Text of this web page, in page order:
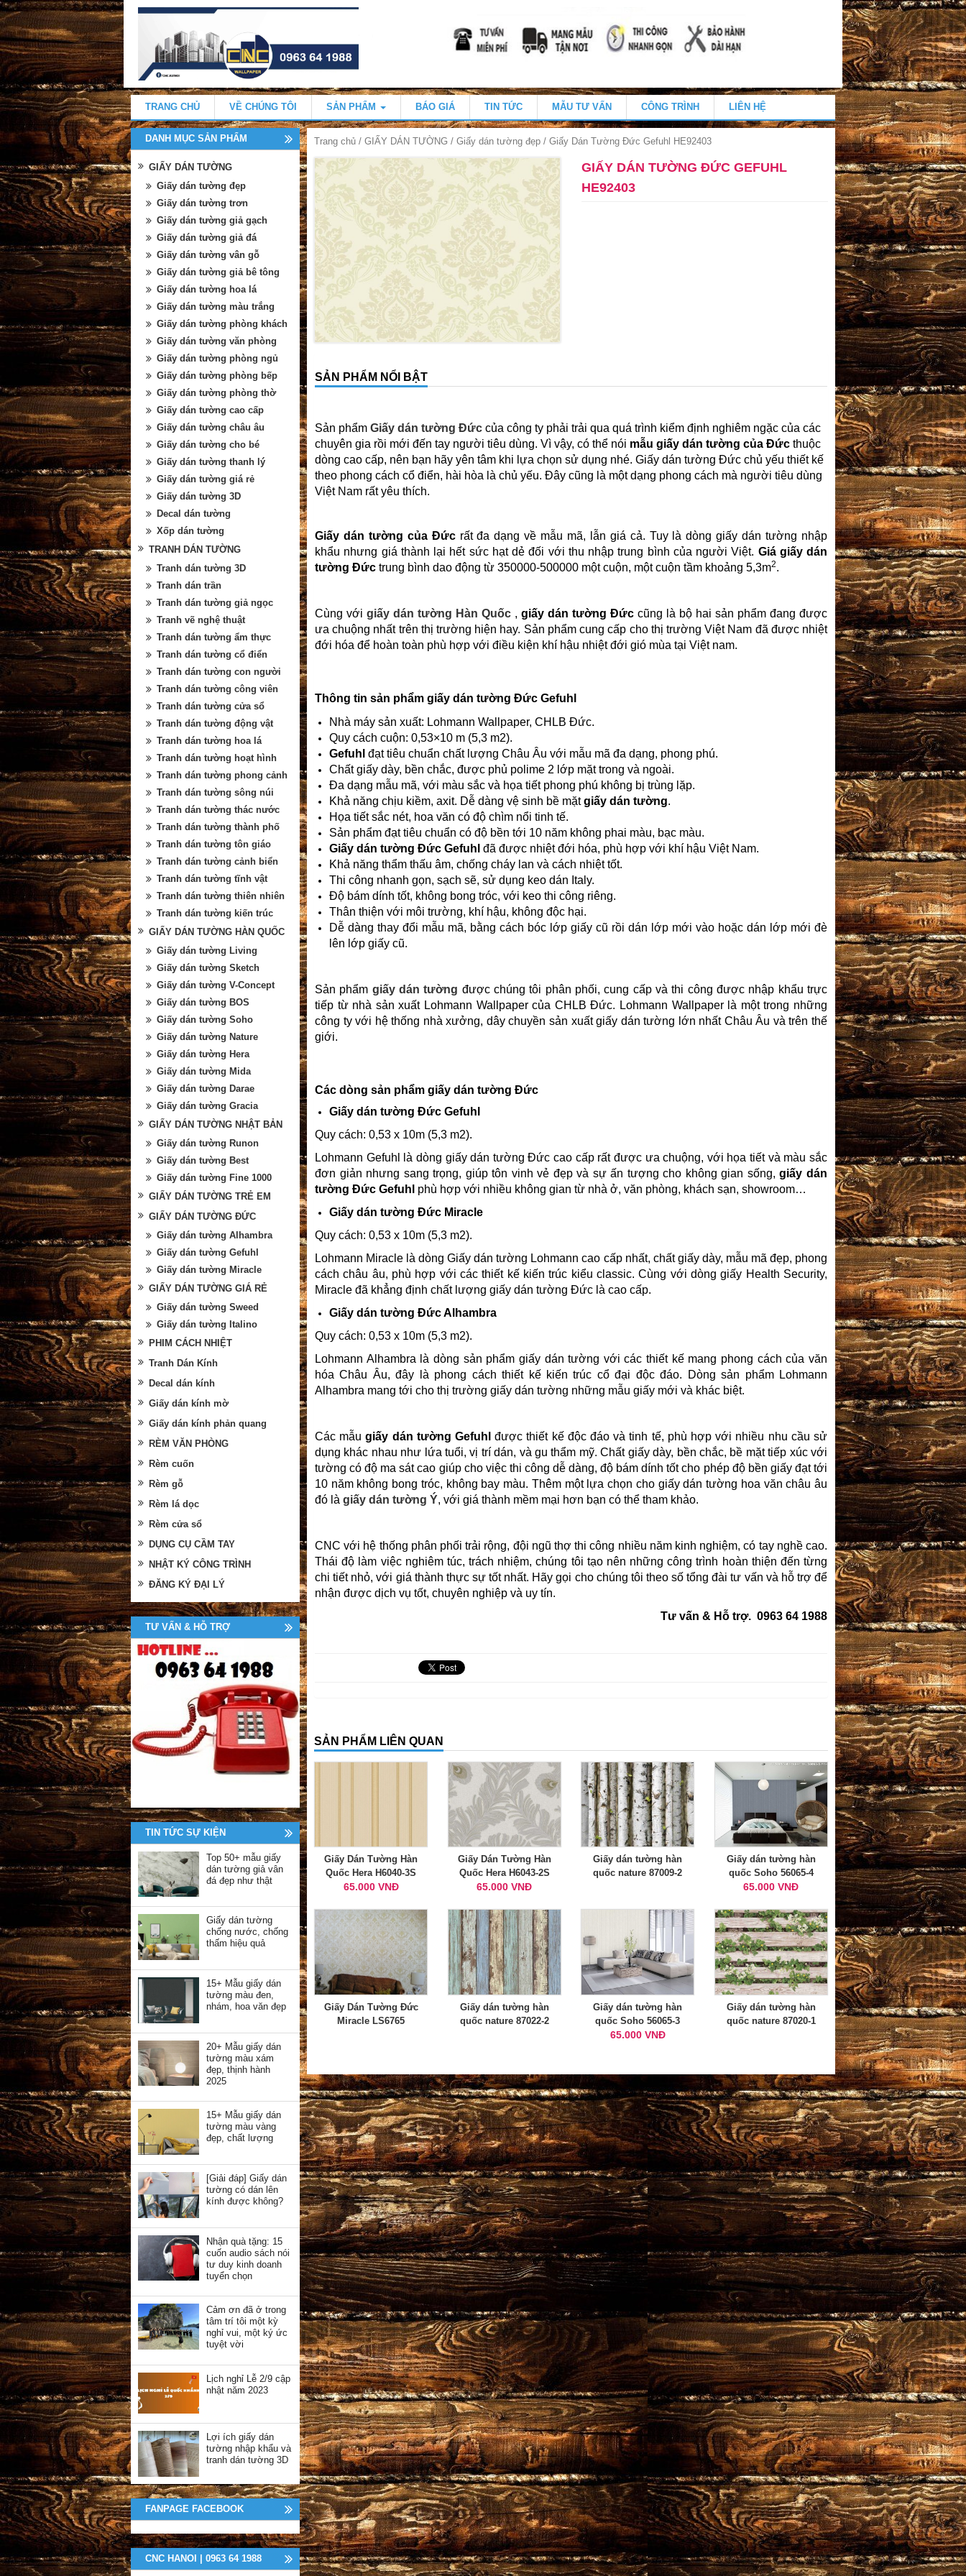
TRANG CHỦ VỀ CHÚNG TÔI SẢN PHẨM BÁO GIÁ TIN TỨC MẪU TƯ VẤN CÔNG TRÌNH LIÊN HỆ
Trang chủ / GIẤY DÁN TƯỜNG / Giấy dán tường đẹp / Giấy Dán Tường Đức Gefuhl HE92403
GIẤY DÁN TƯỜNG ĐỨC GEFUHL
HE92403
SẢN PHẨM NỔI BẬT
Sản phẩm Giấy dán tường Đức của công ty phải trải qua quá trình kiểm định nghiêm ngặc của các
chuyên gia rồi mới đến tay người tiêu dùng. Vì vậy, có thể nói mẫu giấy dán tường của Đức thuộc
dòng cao cấp, nên bạn hãy yên tâm khi lựa chọn sử dụng nhé. Giấy dán tường Đức chủ yếu thiết kế
theo phong cách cổ điển, hài hòa là chủ yếu. Đây cũng là một dạng phong cách mà người tiêu dùng
Việt Nam rất yêu thích.
Giấy dán tường của Đức rất đa dạng về mẫu mã, lẫn giá cả. Tuy là dòng giấy dán tường nhập
khẩu nhưng giá thành lại hết sức hạt dẻ đối với thu nhập trung bình của người Việt. Giá giấy dán
tường Đức trung bình dao động từ 350000-500000 một cuộn, một cuộn tầm khoảng 5,3m2.
Cùng với giấy dán tường Hàn Quốc , giấy dán tường Đức cũng là bộ hai sản phẩm đang được
ưa chuộng nhất trên thị trường hiện hay. Sản phẩm cung cấp cho thị trường Việt Nam đã được nhiệt
đới hóa để hoàn toàn phù hợp với điều kiện khí hậu nhiệt đới gió mùa tại Việt nam.
Thông tin sản phẩm giấy dán tường Đức Gefuhl
Nhà máy sản xuất: Lohmann Wallpaper, CHLB Đức.
Quy cách cuộn: 0,53×10 m (5,3 m2).
Gefuhl đạt tiêu chuẩn chất lượng Châu Âu với mẫu mã đa dạng, phong phú.
Chất giấy dày, bền chắc, được phủ polime 2 lớp mặt trong và ngoài.
Đa dạng mẫu mã, với màu sắc và họa tiết phong phú không bị trùng lặp.
Khả năng chịu kiềm, axit. Dễ dàng vệ sinh bề mặtgiấy dán tường.
Họa tiết sắc nét, hoa văn có độ chìm nổi tinh tế.
Sản phẩm đạt tiêu chuẩn có độ bền tới 10 năm không phai màu, bạc màu.
Giấy dán tường Đức Gefuhl đã được nhiệt đới hóa, phù hợp với khí hậu Việt Nam.
Khả năng thẩm thấu âm, chống cháy lan và cách nhiệt tốt.
Thi công nhanh gọn, sạch sẽ, sử dụng keo dán Italy.
Độ bám dính tốt, không bong tróc, với keo thi công riêng.
Thân thiện với môi trường, khí hậu, không độc hại.
Dễ dàng thay đổi mẫu mã, bằng cách bóc lớp giấy cũ rồi dán lớp mới vào hoặc dán lớp mới đè
lên lớp giấy cũ.
Sản phẩm giấy dán tường được chúng tôi phân phối, cung cấp và thi công được nhập khẩu trực
tiếp từ nhà sản xuất Lohmann Wallpaper của CHLB Đức. Lohmann Wallpaper là một trong những
công ty với hệ thống nhà xưởng, dây chuyền sản xuất giấy dán tường lớn nhất Châu Âu và trên thế
giới.
Các dòng sản phẩm giấy dán tường Đức
Giấy dán tường Đức Gefuhl
Quy cách: 0,53 x 10m (5,3 m2).
Lohmann Gefuhl là dòng giấy dán tường Đức cao cấp rất được ưa chuộng, với họa tiết và màu sắc
đơn giản nhưng sang trọng, giúp tôn vinh vẻ đẹp và sự ấn tượng cho không gian sống,giấy dán
tường Đức Gefuhl phù hợp với nhiều không gian từ nhà ở, văn phòng, khách sạn, showroom…
Giấy dán tường Đức Miracle
Quy cách: 0,53 x 10m (5,3 m2).
Lohmann Miracle là dòng Giấy dán tường Lohmann cao cấp nhất, chất giấy dày, mẫu mã đẹp, phong
cách châu âu, phù hợp với các thiết kế kiến trúc kiểu classic. Cùng với dòng giấy Health Security,
Miracle đã khẳng định chất lượng giấy dán tường Đức là cao cấp.
Giấy dán tường Đức Alhambra
Quy cách: 0,53 x 10m (5,3 m2).
Lohmann Alhambra là dòng sản phẩm giấy dán tường với các thiết kế mang phong cách của văn
hóa Châu Âu, đây là phong cách thiết kế kiến trúc cổ đại độc đáo. Dòng sản phẩm Lohmann
Alhambra mang tới cho thị trường giấy dán tường những mẫu giấy mới và khác biệt.
Các mẫugiấy dán tường Gefuhl được thiết kế độc đáo và tinh tế, phù hợp với nhiều nhu cầu sử
dụng khác nhau như lứa tuổi, vị trí dán, và gu thẩm mỹ. Chất giấy dày, bền chắc, bề mặt tiếp xúc với
tường có độ ma sát cao giúp cho việc thi công dễ dàng, độ bám dính tốt cho phép độ bền giấy đạt tới
10 năm không bong tróc, không bay màu. Thêm một lựa chọn cho giấy dán tường hoa văn châu âu
đó là giấy dán tường Ý, với giá thành mềm mại hơn bạn có thể tham khảo.
CNC với hệ thống phân phối trải rộng, đội ngũ thợ thi công nhiều năm kinh nghiệm, có tay nghề cao.
Thái độ làm việc nghiêm túc, trách nhiệm, chúng tôi tạo nên những công trình hoàn thiện đến từng
chi tiết nhỏ, với giá thành thực sự tốt nhất. Hãy gọi cho chúng tôi theo số tổng đài tư vấn và hỗ trợ để
nhận được dịch vụ tốt, chuyên nghiệp và uy tín.
Tư vấn & Hỗ trợ. 0963 64 1988
SẢN PHẨM LIÊN QUAN
Giấy Dán Tường Hàn
Quốc Hera H6040-3S
65.000 VNĐ
Giấy Dán Tường Hàn
Quốc Hera H6043-2S
65.000 VNĐ
Giấy dán tường hàn
quốc nature 87009-2
Giấy dán tường hàn
quốc Soho 56065-4
65.000 VNĐ
Giấy Dán Tường Đức
Miracle LS6765
Giấy dán tường hàn
quốc nature 87022-2
Giấy dán tường hàn
quốc Soho 56065-3
65.000 VNĐ
Giấy dán tường hàn
quốc nature 87020-1
DANH MỤC SẢN PHẨM
GIẤY DÁN TƯỜNG
Giấy dán tường đẹp
Giấy dán tường trơn
Giấy dán tường giả gạch
Giấy dán tường giả đá
Giấy dán tường vân gỗ
Giấy dán tường giả bê tông
Giấy dán tường hoa lá
Giấy dán tường màu trắng
Giấy dán tường phòng khách
Giấy dán tường văn phòng
Giấy dán tường phòng ngủ
Giấy dán tường phòng bếp
Giấy dán tường phòng thờ
Giấy dán tường cao cấp
Giấy dán tường châu âu
Giấy dán tường cho bé
Giấy dán tường thanh lý
Giấy dán tường giá rẻ
Giấy dán tường 3D
Decal dán tường
Xốp dán tường
TRANH DÁN TƯỜNG
Tranh dán tường 3D
Tranh dán trần
Tranh dán tường giả ngọc
Tranh vẽ nghệ thuật
Tranh dán tường ẩm thực
Tranh dán tường cổ điển
Tranh dán tường con người
Tranh dán tường công viên
Tranh dán tường cửa sổ
Tranh dán tường động vật
Tranh dán tường hoa lá
Tranh dán tường hoạt hình
Tranh dán tường phong cảnh
Tranh dán tường sông núi
Tranh dán tường thác nước
Tranh dán tường thành phố
Tranh dán tường tôn giáo
Tranh dán tường cảnh biển
Tranh dán tường tĩnh vật
Tranh dán tường thiên nhiên
Tranh dán tường kiến trúc
GIẤY DÁN TƯỜNG HÀN QUỐC
Giấy dán tường Living
Giấy dán tường Sketch
Giấy dán tường V-Concept
Giấy dán tường BOS
Giấy dán tường Soho
Giấy dán tường Nature
Giấy dán tường Hera
Giấy dán tường Mida
Giấy dán tường Darae
Giấy dán tường Gracia
GIẤY DÁN TƯỜNG NHẬT BẢN
Giấy dán tường Runon
Giấy dán tường Best
Giấy dán tường Fine 1000
GIẤY DÁN TƯỜNG TRẺ EM
GIẤY DÁN TƯỜNG ĐỨC
Giấy dán tường Alhambra
Giấy dán tường Gefuhl
Giấy dán tường Miracle
GIẤY DÁN TƯỜNG GIÁ RẺ
Giấy dán tường Sweed
Giấy dán tường Italino
PHIM CÁCH NHIỆT
Tranh Dán Kính
Decal dán kính
Giấy dán kính mờ
Giấy dán kính phản quang
RÈM VĂN PHÒNG
Rèm cuốn
Rèm gỗ
Rèm lá dọc
Rèm cửa sổ
DỤNG CỤ CẦM TAY
NHẬT KÝ CÔNG TRÌNH
ĐĂNG KÝ ĐẠI LÝ
TƯ VẤN & HỖ TRỢ
TIN TỨC SỰ KIỆN
Top 50+ mẫu giấy
dán tường giả vân
đá đẹp như thật
Giấy dán tường
chống nước, chống
thấm hiệu quả
15+ Mẫu giấy dán
tường màu đen,
nhám, hoa văn đẹp
20+ Mẫu giấy dán
tường màu xám
đẹp, thịnh hành
2025
15+ Mẫu giấy dán
tường màu vàng
đẹp, chất lượng
[Giải đáp] Giấy dán
tường có dán lên
kính được không?
Nhận quà tặng: 15
cuốn audio sách nói
tư duy kinh doanh
tuyển chọn
Cảm ơn đã ở trong
tâm trí tôi một kỳ
nghỉ vui, một ký ức
tuyệt vời
Lịch nghỉ Lễ 2/9 cập
nhật năm 2023
Lợi ích giấy dán
tường nhập khẩu và
tranh dán tường 3D
FANPAGE FACEBOOK
CNC HANOI | 0963 64 1988